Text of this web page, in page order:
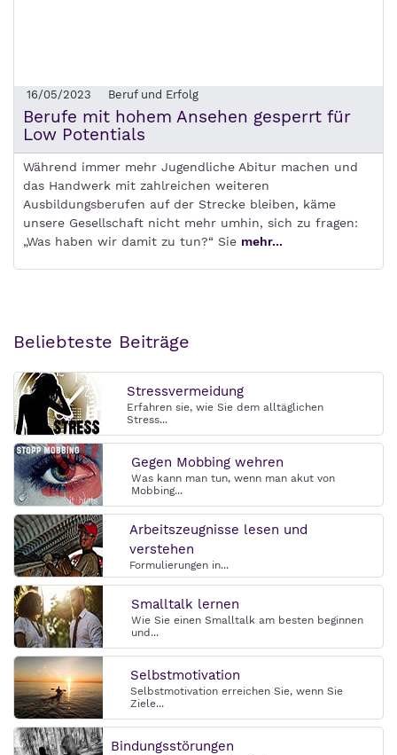
16/05/2023 Beruf und Erfolg
Berufe mit hohem Ansehen gesperrt für
Low Potentials
Während immer mehr Jugendliche Abitur machen und
das Handwerk mit zahlreichen weiteren
Ausbildungsberufen auf der Strecke bleiben, käme
unsere Gesellschaft nicht mehr umhin, sich zu fragen:
„Was haben wir damit zu tun?“ Sie mehr...
Beliebteste Beiträge
Stressvermeidung
Erfahren sie, wie Sie dem alltäglichen
Stress...
Gegen Mobbing wehren
Was kann man tun, wenn man akut von
Mobbing...
Arbeitszeugnisse lesen und
verstehen
Formulierungen in...
Smalltalk lernen
Wie Sie einen Smalltalk am besten beginnen
und...
Selbstmotivation
Selbstmotivation erreichen Sie, wenn Sie
Ziele...
Bindungsstörungen